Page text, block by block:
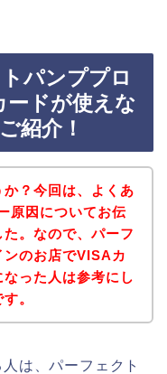
パンププロ
ードが使えな
紹介！
？今回は、よくあ
原因についてお伝
。なので、パーフ
ンのお店でVISAカ
った人は参考にし
。
は、パーフェクト